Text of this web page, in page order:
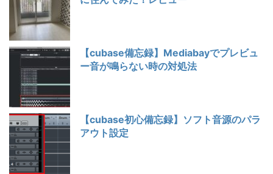
【cubase備忘録】Mediabayでプレビュ
ー音が鳴らない時の対処法
【cubase初心備忘録】ソフト音源のパラ
アウト設定